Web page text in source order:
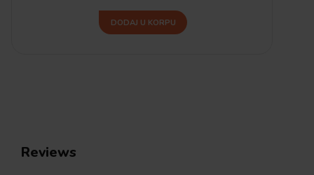
DODAJ U KORPU
Reviews